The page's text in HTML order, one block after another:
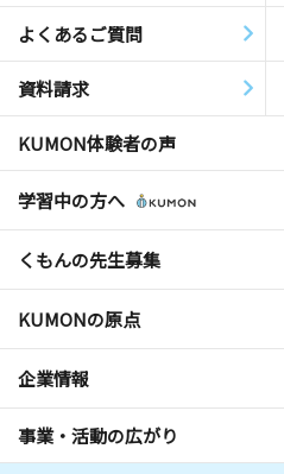
よくあるご質問
資料請求
KUMON体験者の声
学習中の方へ
くもんの先生募集
KUMONの原点
企業情報
事業・活動の広がり